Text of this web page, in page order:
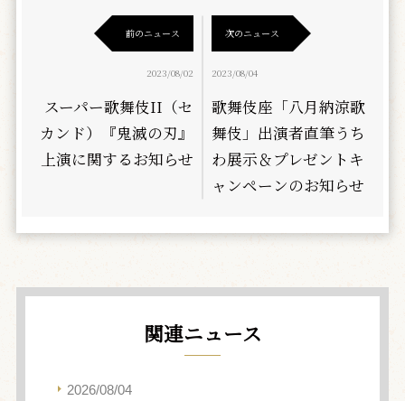
前のニュース
2023/08/02
スーパー歌舞伎II（セ
カンド）『鬼滅の刃』
上演に関するお知らせ
次のニュース
2023/08/04
歌舞伎座「八月納涼歌
舞伎」出演者直筆うち
わ展示＆プレゼントキ
ャンペーンのお知らせ
関連ニュース
2026/08/04